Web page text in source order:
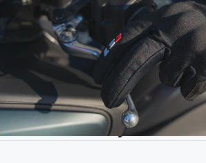
Dodatne informacije